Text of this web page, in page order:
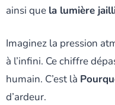
ainsi que la lumière
Imaginez la pression
à l’infini. Ce chiffre
humain. C’est là
d’ardeur.